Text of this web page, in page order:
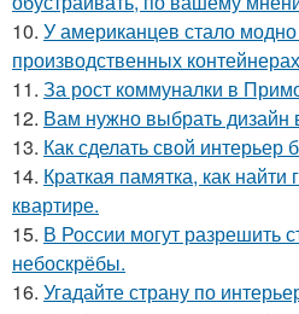
10. У американцев стало модно
производственных
11. За рост коммуналки в
12. Вам нужно выбрать дизайн
13. Как сделать свой
14. Краткая памятка, как
квартире.
15. В России могут разрешить
небоскрёбы.
16. Угадайте страну по